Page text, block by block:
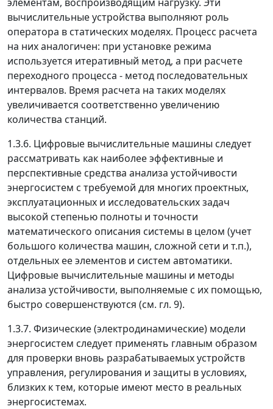
вычислительные устройства выполняют роль
оператора в статических моделях. Процесс расчета
на них аналогичен: при установке режима
используется итеративный метод, а при расчете
переходного процесса - метод последовательных
интервалов. Время расчета на таких моделях
увеличивается соответственно увеличению
количества станций.
1.3.6. Цифровые вычислительные машины следует
рассматривать как наиболее эффективные и
перспективные средства анализа устойчивости
энергосистем с требуемой для многих проектных,
эксплуатационных и исследовательских задач
высокой степенью полноты и точности
математического описания системы в целом (учет
большого количества машин, сложной сети и т.п.),
отдельных ее элементов и систем автоматики.
Цифровые вычислительные машины и методы
анализа устойчивости, выполняемые с их помощью,
быстро совершенствуются (см. гл. 9).
1.3.7. Физические (электродинамические) модели
энергосистем следует применять главным образом
для проверки вновь разрабатываемых устройств
управления, регулирования и защиты в условиях,
близких к тем, которые имеют место в реальных
энергосистемах.